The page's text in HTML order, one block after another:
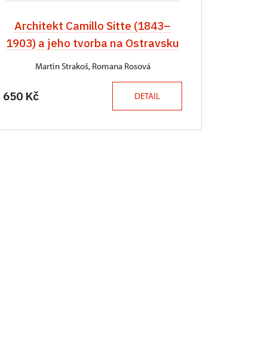
Architekt Camillo Sitte (1843–
1903) a jeho tvorba na Ostravsku
Martin Strakoš, Romana Rosová
650 Kč DETAIL